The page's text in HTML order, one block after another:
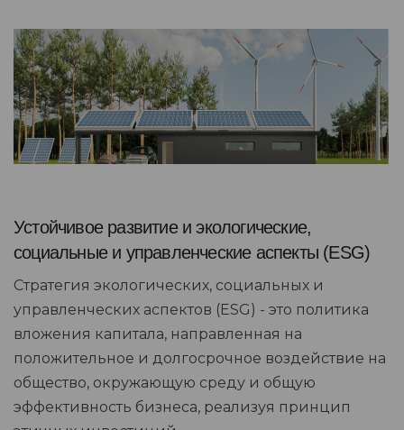
Устойчивое развитие и экологические,
социальные и управленческие аспекты (ESG)
Стратегия экологических, социальных и
управленческих аспектов (ESG) - это политика
вложения капитала, направленная на
положительное и долгосрочное воздействие на
общество, окружающую среду и общую
эффективность бизнеса, реализуя принцип